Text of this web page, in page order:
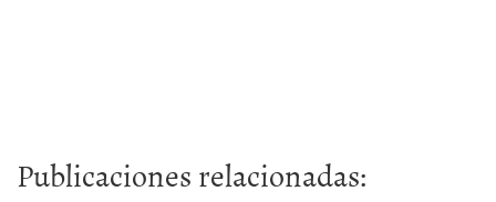
Publicaciones relacionadas: